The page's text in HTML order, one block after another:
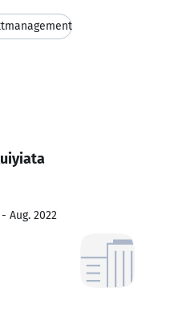
Aug. 2022